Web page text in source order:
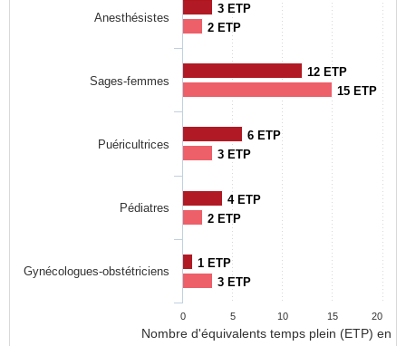
Nombre d'équivalents temps plein (ETP) en
3 ETP
12 ETP
6 ETP
4 ETP
1 ETP
2 ETP
15 ETP
3 ETP
2 ETP
3 ETP
Anesthésistes
Sages-femmes
Puéricultrices
Pédiatres
Gynécologues-obstétriciens
0 5 10 15 20